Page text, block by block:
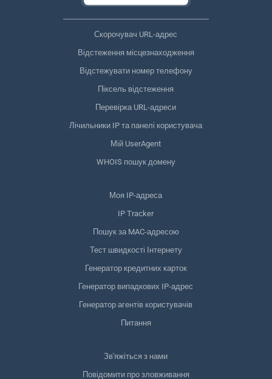
Скорочувач URL-адрес
Відстеження місцезнаходження
Відстежувати номер телефону
Піксель відстеження
Перевірка URL-адреси
Лічильники IP та панелі користувача
Мій UserAgent
WHOIS пошук домену
Моя IP-адреса
IP Tracker
Пошук за MAC-адресою
Тест швидкості Інтернету
Генератор кредитних карток
Генератор випадкових IP-адрес
Генератор агентів користувачів
Питання
Зв'яжіться з нами
Повідомити про зловживання